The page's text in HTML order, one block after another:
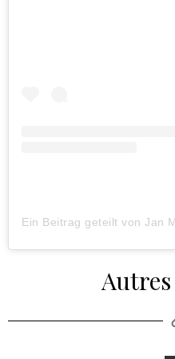
Ein Beitrag geteilt von Jan